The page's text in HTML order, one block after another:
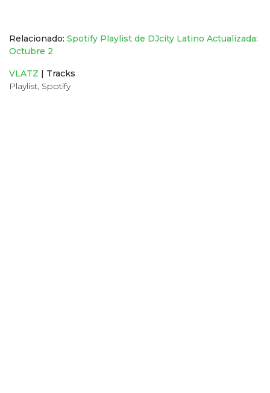
Relacionado: Spotify Playlist de DJcity Latino Actualizada:
Octubre 2
VLATZ
Tracks
Playlist, Spotify